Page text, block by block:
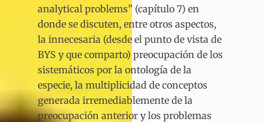
analytical problems” (capítulo 7) en
donde se discuten, entre otros aspectos,
la innecesaria (desde el punto de vista de
BYS y que comparto) preocupación de los
sistemáticos por la ontología de la
especie, la multiplicidad de conceptos
generada irremediablemente de la
preocupación anterior y los problemas